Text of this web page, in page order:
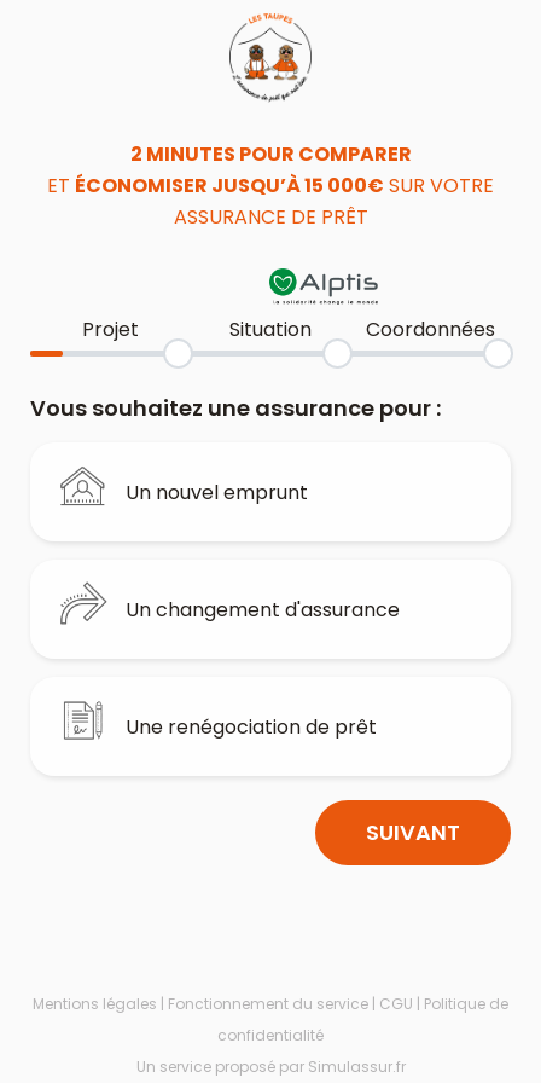
2 MINUTES POUR COMPARER
ET ÉCONOMISER JUSQU’À 15 000€ SUR VOTRE
ASSURANCE DE PRÊT
Projet Situation Coordonnées
Vous souhaitez une assurance pour :
Un nouvel emprunt
Un changement d'assurance
Une renégociation de prêt
SUIVANT
Mentions légales | Fonctionnement du service | CGU | Politique de
confidentialité
Un service proposé par Simulassur.fr